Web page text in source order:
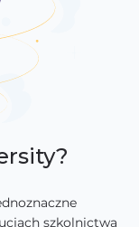
szkolnictwa